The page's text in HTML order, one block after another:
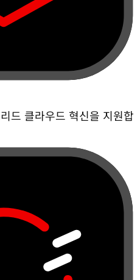
드 클라우드 혁신을 지원합